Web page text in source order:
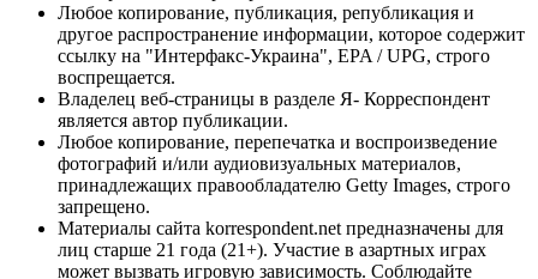
Любое копирование, публикация, републикация и
другое распространение информации, которое содержит
ссылку на "Интерфакс-Украина", EPA / UPG, строго
воспрещается.
Владелец веб-страницы в разделе Я- Корреспондент
является автор публикации.
Любое копирование, перепечатка и воспроизведение
фотографий и/или аудиовизуальных материалов,
принадлежащих правообладателю Getty Images, строго
запрещено.
Материалы сайта korrespondent.net предназначены для
лиц старше 21 года (21+). Участие в азартных играх
может вызвать игровую зависимость. Соблюдайте